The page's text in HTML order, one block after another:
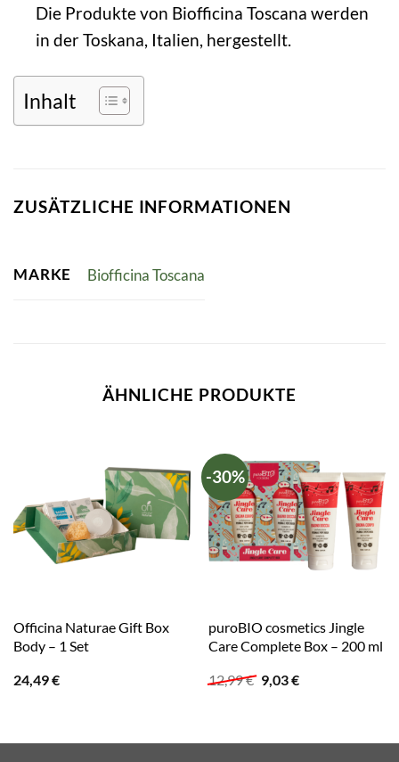
Die Produkte von Biofficina Toscana werden
in der Toskana, Italien, hergestellt.
Inhalt
ZUSÄTZLICHE INFORMATIONEN
MARKE Biofficina Toscana
ÄHNLICHE PRODUKTE
Officina Naturae Gift Box
Body – 1 Set
24,49€
-30%
puroBIO cosmetics Jingle
Care Complete Box – 200 ml
12,99€ Ursprünglicher
Preis
9,03€Aktueller